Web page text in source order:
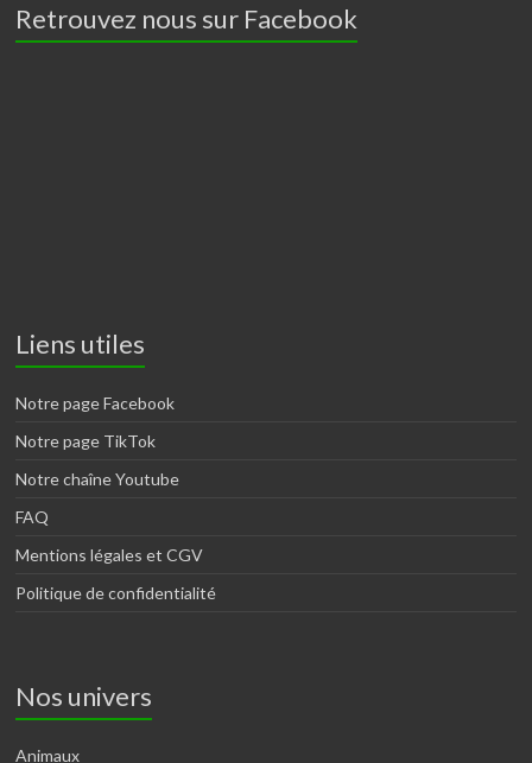
Retrouvez nous sur Facebook
Liens utiles
Notre page Facebook
Notre page TikTok
Notre chaîne Youtube
FAQ
Mentions légales et CGV
Politique de confidentialité
Nos univers
Animaux